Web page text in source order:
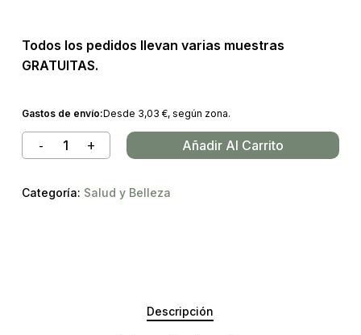
Todos los pedidos llevan varias muestras
GRATUITAS.
Gastos de envío:Desde 3,03 €, según zona.
Añadir Al Carrito
Categoría: Salud y Belleza
Descripción